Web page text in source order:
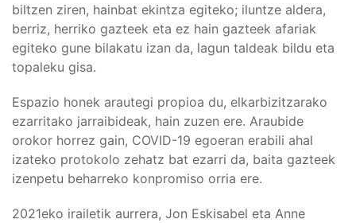
biltzen ziren, hainbat ekintza egiteko; iluntze aldera,
berriz, herriko gazteek eta ez hain gazteek afariak
egiteko gune bilakatu izan da, lagun taldeak bildu eta
topaleku gisa.
Espazio honek arautegi propioa du, elkarbizitzarako
ezarritako jarraibideak, hain zuzen ere. Araubide
orokor horrez gain, COVID-19 egoeran erabili ahal
izateko protokolo zehatz bat ezarri da, baita gazteek
izenpetu beharreko konpromiso orria ere.
2021eko irailetik aurrera, Jon Eskisabel eta Anne